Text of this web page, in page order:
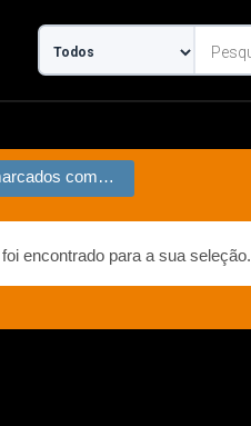
Produtos marcados com a tag “PARA 02 BATERIAS”
encontrado para a sua seleção.